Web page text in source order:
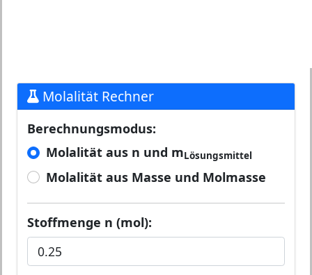
Molalität Rechner
Berechnungsmodus:
Molalität aus n und mLösungsmittel
Molalität aus Masse und Molmasse
Stoffmenge n (mol):